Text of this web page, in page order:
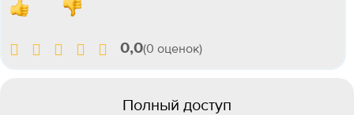
0,0(0 оценок)
Полный доступ